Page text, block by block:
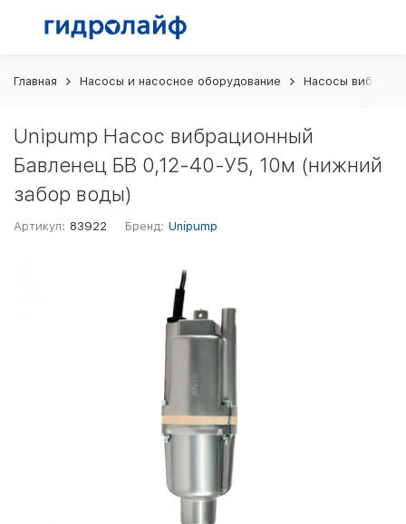
Главная Насосы и насосное оборудование Насосы
Unipump Насос вибрационный
Бавленец БВ 0,12-40-У5, 10м (нижний
забор воды)
Артикул: 83922 Бренд: Unipump